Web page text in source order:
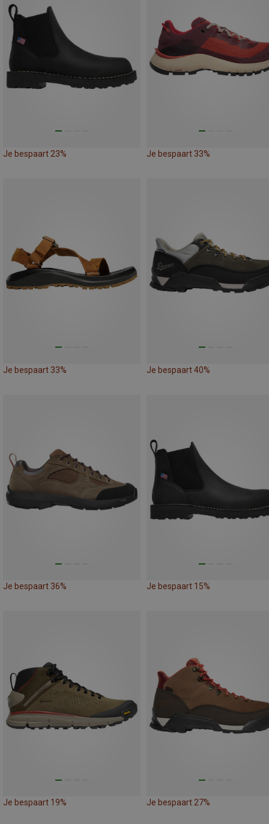
Je bespaart 23% Je bespaart 33%
Je bespaart 33% Je bespaart 40%
Je bespaart 36% Je bespaart 15%
Je bespaart 19% Je bespaart 27%